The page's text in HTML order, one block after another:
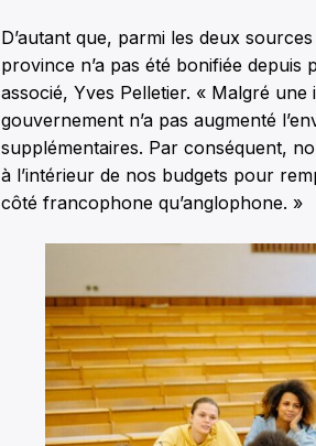
D’autant que, parmi les deux
province n’a pas été bonifiée depuis
associé, Yves Pelletier. « Malgré
gouvernement n’a pas augmenté
supplémentaires. Par conséquent,
à l’intérieur de nos budgets pour
côté francophone qu’anglophone. »